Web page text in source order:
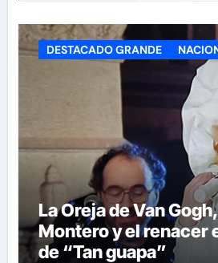
DESTACADO GRANDE
La Oreja de Van
Montero y el renacer
de “Tan guapa”